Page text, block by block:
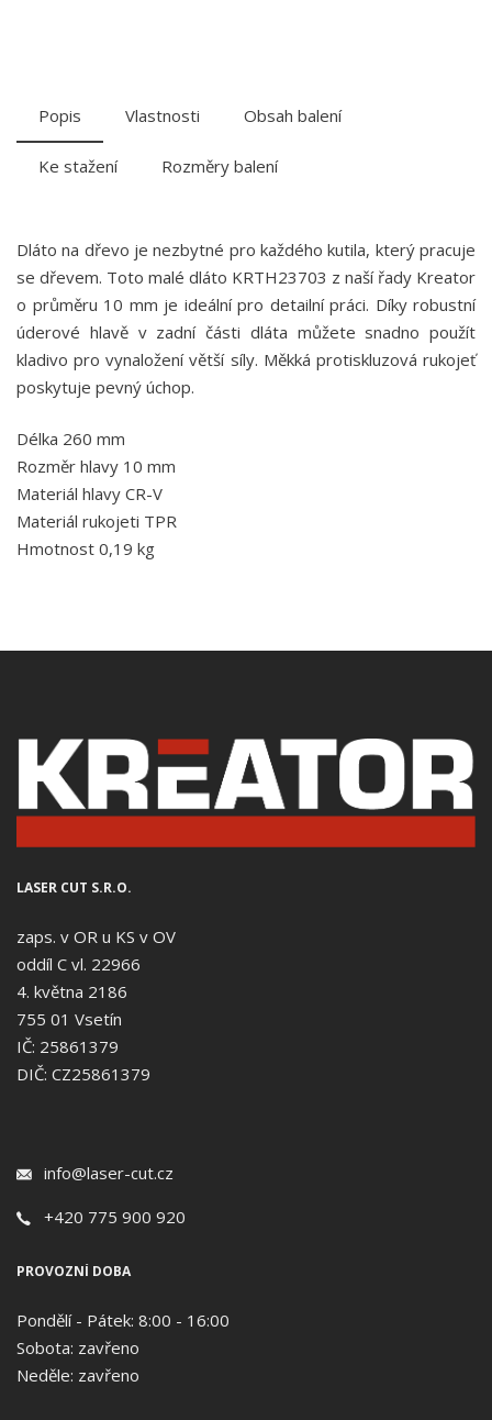
Popis Vlastnosti Obsah balení
Ke stažení Rozměry balení
Dláto na dřevo je nezbytné pro každého kutila, který pracuje
se dřevem. Toto malé dláto KRTH23703 z naší řady Kreator
o průměru 10 mm je ideální pro detailní práci. Díky robustní
úderové hlavě v zadní části dláta můžete snadno použít
kladivo pro vynaložení větší síly. Měkká protiskluzová rukojeť
poskytuje pevný úchop.
Délka 260 mm
Rozměr hlavy 10 mm
Materiál hlavy CR-V
Materiál rukojeti TPR
Hmotnost 0,19 kg
LASER CUT S.R.O.
zaps. v OR u KS v OV
oddíl C vl. 22966
4. května 2186
755 01 Vsetín
IČ: 25861379
DIČ: CZ25861379
info@laser-cut.cz
+420 775 900 920
PROVOZNÍ DOBA
Pondělí - Pátek: 8:00 - 16:00
Sobota: zavřeno
Neděle: zavřeno